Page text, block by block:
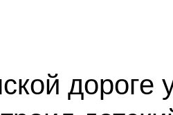
дороге